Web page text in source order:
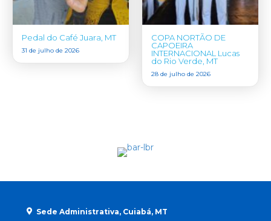
Pedal do Café Juara, MT
31 de julho de 2026
COPA NORTÃO DE
CAPOEIRA
INTERNACIONAL Lucas
do Rio Verde, MT
28 de julho de 2026
Sede Administrativa, Cuiabá, MT